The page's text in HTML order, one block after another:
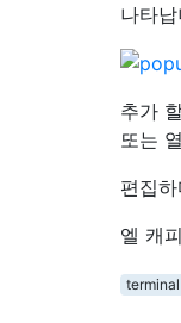
나타
추가
또는
편집
엘 캐
terminal